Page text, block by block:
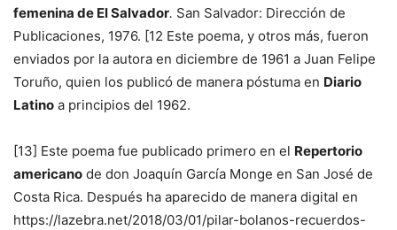
femenina de El Salvador. San Salvador: Dirección de
Publicaciones, 1976. [12 Este poema, y otros más, fueron
enviados por la autora en diciembre de 1961 a Juan Felipe
Toruño, quien los publicó de manera póstuma en Diario
Latino a principios del 1962.
[13] Este poema fue publicado primero en el Repertorio
americano de don Joaquín García Monge en San José de
Costa Rica. Después ha aparecido de manera digital en
https://lazebra.net/2018/03/01/pilar-bolanos-recuerdos-